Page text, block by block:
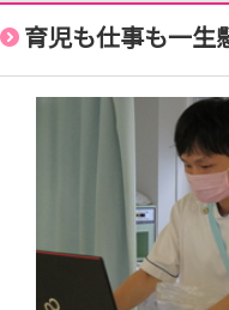
育児も仕事も一生